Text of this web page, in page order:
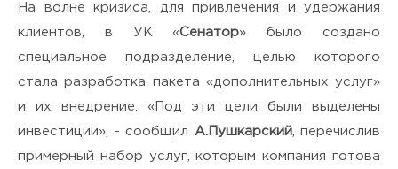
На волне кризиса, для привлечения и удержания
клиентов, в УК «Сенатор» было создано
специальное подразделение, целью которого
стала разработка пакета «дополнительных услуг»
и их внедрение. «Под эти цели были выделены
инвестиции», - сообщил А.Пушкарский, перечислив
примерный набор услуг, которым компания готова